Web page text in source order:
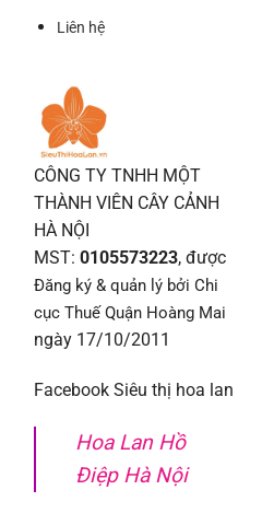
Liên hệ
CÔNG TY TNHH MỘT
THÀNH VIÊN CÂY CẢNH
HÀ NỘI
MST: 0105573223, được
Đăng ký & quản lý bởi Chi
cục Thuế Quận Hoàng Mai
ngày 17/10/2011
Facebook Siêu thị hoa lan
Hoa Lan Hồ
Điệp Hà Nội